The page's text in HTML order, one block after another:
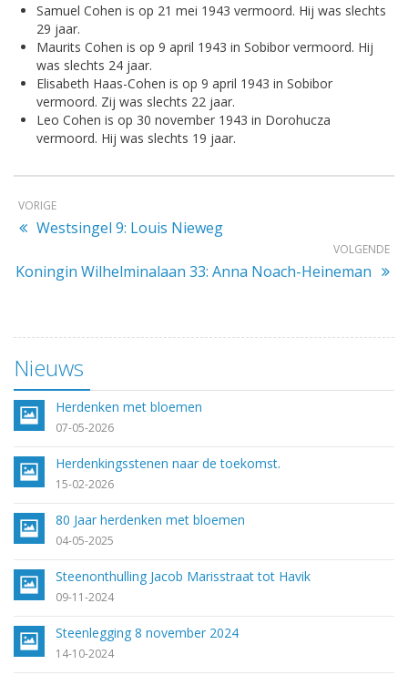
Samuel Cohen is op 21 mei 1943 vermoord. Hij was slechts
29 jaar.
Maurits Cohen is op 9 april 1943 in Sobibor vermoord. Hij
was slechts 24 jaar.
Elisabeth Haas-Cohen is op 9 april 1943 in Sobibor
vermoord. Zij was slechts 22 jaar.
Leo Cohen is op 30 november 1943 in Dorohucza
vermoord. Hij was slechts 19 jaar.
VORIGE
Westsingel 9: Louis Nieweg
VOLGENDE
Koningin Wilhelminalaan 33: Anna Noach-Heineman
Nieuws
Herdenken met bloemen
07-05-2026
Herdenkingsstenen naar de toekomst.
15-02-2026
80 Jaar herdenken met bloemen
04-05-2025
Steenonthulling Jacob Marisstraat tot Havik
09-11-2024
Steenlegging 8 november 2024
14-10-2024